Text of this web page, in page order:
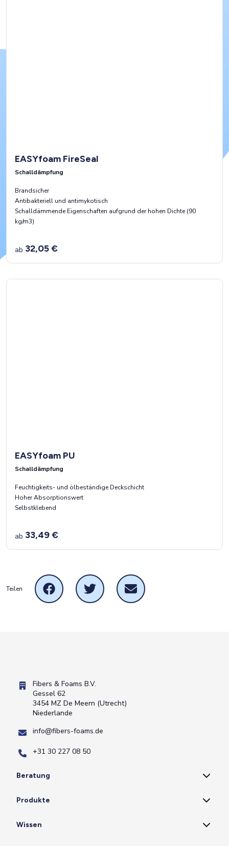
EASYfoam FireSeal
Schalldämpfung
Brandsicher
Antibakteriell und antimykotisch
Schalldämmende Eigenschaften aufgrund der hohen Dichte (90
kg/m3)
ab 32,05 €
EASYfoam PU
Schalldämpfung
Feuchtigkeits- und ölbeständige Deckschicht
Hoher Absorptionswert
Selbstklebend
ab 33,49 €
Teilen
Fibers & Foams B.V.
Gessel 62
3454 MZ De Meern (Utrecht)
Niederlande
info@fibers-foams.de
+31 30 227 08 50
Beratung
Produkte
Wissen